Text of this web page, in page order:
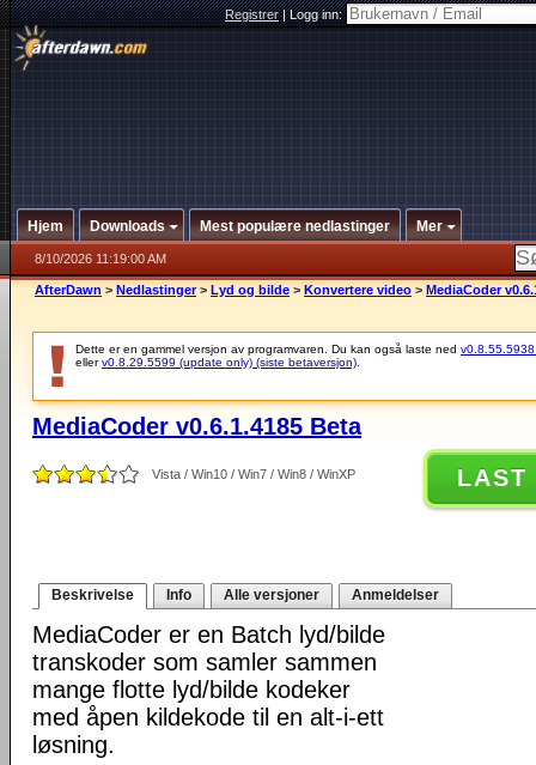
Registrer|Logg inn:
Hjem Downloads Mest populære nedlastinger Mer
8/10/2026 11:19:00 AM
AfterDawn > Nedlastinger > Lyd og bilde > Konvertere video > MediaCoder
Dette er en gammel versjon av programvaren. Du kan også laste ned v0.8.55.5938
ellerv0.8.29.5599 (update only) (siste betaversjon)
MediaCoder v0.6.1.4185 Beta
Vista / Win10 / Win7 / Win8 / WinXP LAST
Beskrivelse Info Alle versjoner Anmeldelser
MediaCoder er en Batch lyd/bilde
transkoder som samler sammen
mange flotte lyd/bilde kodeker
med åpen kildekode til en alt-i-ett
løsning.